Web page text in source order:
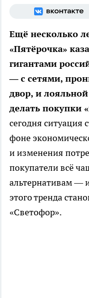
Ещё несколько
«Пятёрочка»
гигантами
— с сетями,
двор, и
делать покупки
сегодня ситуация
фоне
и изменения
покупатели всё
альтернативам —
этого тренда
«Светофор».